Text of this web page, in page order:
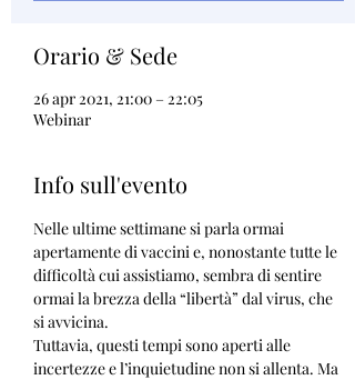
Orario & Sede
26 apr 2021, 21:00 – 22:05
Webinar
Info sull'evento
Nelle ultime settimane si parla ormai
apertamente di vaccini e, nonostante tutte le
difficoltà cui assistiamo, sembra di sentire
ormai la brezza della “libertà” dal virus, che
si avvicina.
Tuttavia, questi tempi sono aperti alle
incertezze e l’inquietudine non si allenta. Ma